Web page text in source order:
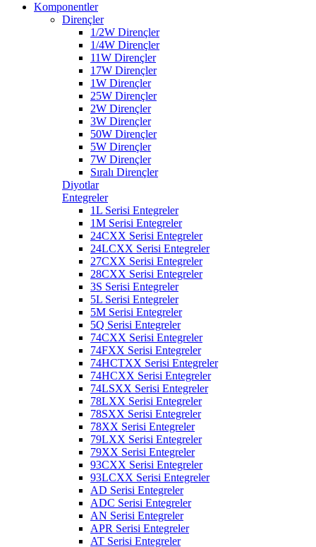
Komponentler
Dirençler
1/2W Dirençler
1/4W Dirençler
11W Dirençler
17W Dirençler
1W Dirençler
25W Dirençler
2W Dirençler
3W Dirençler
50W Dirençler
5W Dirençler
7W Dirençler
Sıralı Dirençler
Diyotlar
Entegreler
1L Serisi Entegreler
1M Serisi Entegreler
24CXX Serisi Entegreler
24LCXX Serisi Entegreler
27CXX Serisi Entegreler
28CXX Serisi Entegreler
3S Serisi Entegreler
5L Serisi Entegreler
5M Serisi Entegreler
5Q Serisi Entegreler
74CXX Serisi Entegreler
74FXX Serisi Entegreler
74HCTXX Serisi Entegreler
74HCXX Serisi Entegreler
74LSXX Serisi Entegreler
78LXX Serisi Entegreler
78SXX Serisi Entegreler
78XX Serisi Entegreler
79LXX Serisi Entegreler
79XX Serisi Entegreler
93CXX Serisi Entegreler
93LCXX Serisi Entegreler
AD Serisi Entegreler
ADC Serisi Entegreler
AN Serisi Entegreler
APR Serisi Entegreler
AT Serisi Entegreler